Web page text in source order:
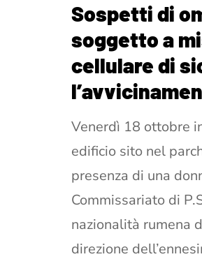
Sospetti di
soggetto a
cellulare di
Venerdì 18 ottobre
edificio sito nel
presenza di una
Commissariato di
nazionalità rumena
direzione